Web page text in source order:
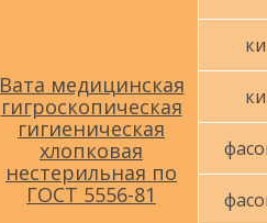
Вата медицинская
гигроскопическая
гигиеническая
хлопковая
нестерильная по
ГОСТ 5556-81